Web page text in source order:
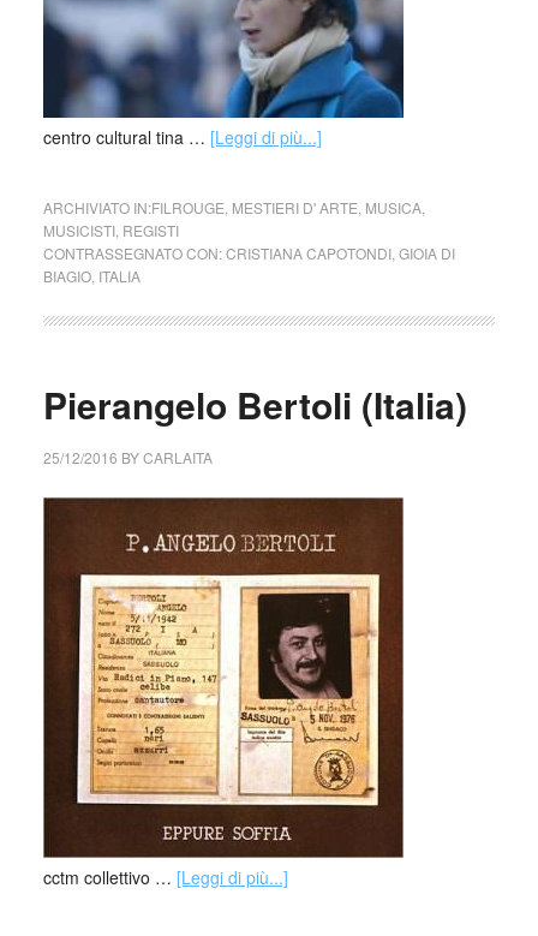
centro cultural tina … [Leggi di più...]
ARCHIVIATO IN:FILROUGE MESTIERI D' ARTE MUSICA,
MUSICISTI, REGISTI
CONTRASSEGNATO CON:CRISTIANA CAPOTONDI, GIOIA DI
BIAGIO, ITALIA
Pierangelo Bertoli (Italia)
25/12/2016 BYCARLAITA
cctm collettivo … [Leggi di più...]